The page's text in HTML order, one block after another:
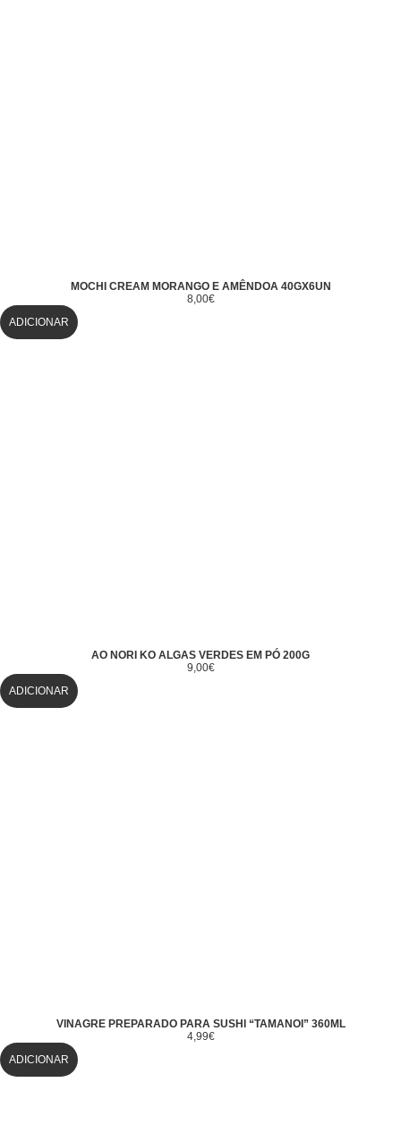
MOCHI CREAM MORANGO E AMÊNDOA 40GX6UN
8,00€
ADICIONAR
AO NORI KO ALGAS VERDES EM PÓ 200G
9,00€
ADICIONAR
VINAGRE PREPARADO PARA SUSHI “TAMANOI” 360ML
4,99€
ADICIONAR